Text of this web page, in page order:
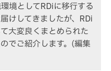
境としてRDiに移行する
けしてきましたが、RDi
大変良くまとめられた
でご紹介します。(編集